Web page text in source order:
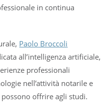
in continua
Paolo Broccoli
all’intelligenza artificiale,
professionali
nell’attività notarile e
offrire agli studi.